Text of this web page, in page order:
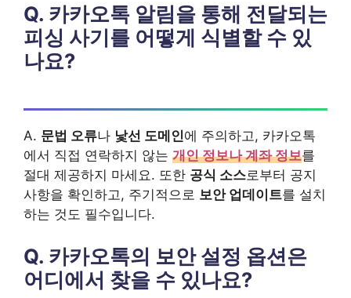
Q. 카카오톡 알림을 통해 전달되는
피싱 사기를 어떻게 식별할 수 있
나요?
A. 문법 오류나 낯선 도메인에 주의하고, 카카오톡
에서 직접 연락하지 않는 개인 정보나 계좌 정보를
절대 제공하지 마세요. 또한 공식 소스로부터 공지
사항을 확인하고, 주기적으로 보안 업데이트를 설치
하는 것도 필수입니다.
Q. 카카오톡의 보안 설정 옵션은
어디에서 찾을 수 있나요?